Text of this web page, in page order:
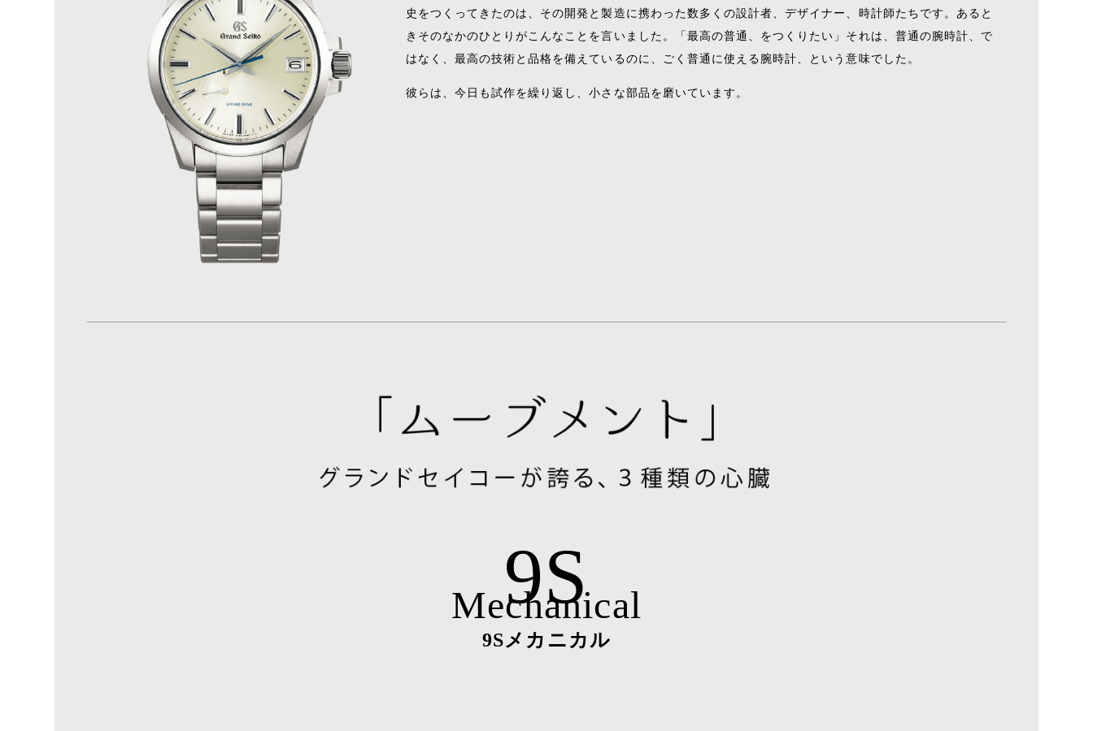
史をつくってきたのは、その開発と製造に携わった数多くの設計者、デザイナー、時計師たちです。あると
きそのなかのひとりがこんなことを言いました。「最高の普通、をつくりたい」それは、普通の腕時計、で
はなく、最高の技術と品格を備えているのに、ごく普通に使える腕時計、という意味でした。
彼らは、今日も試作を繰り返し、小さな部品を磨いています。
9S
Mechanical
9Sメカニカル